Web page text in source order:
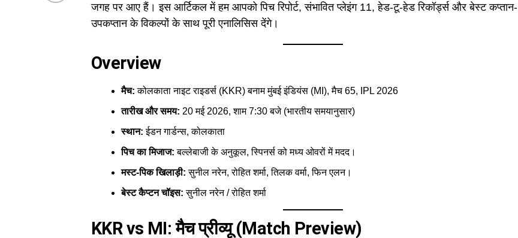
जगह पर आए हैं। इस आर्टिकल में हम आपको पिच रिपोर्ट, संभावित प्लेइंग 11, हेड-टू-हेड रिकॉर्ड्स और बेस्ट कप्तान-
उपकप्तान के विकल्पों के साथ पूरी एनालिसिस देंगे।
Overview
मैच: कोलकाता नाइट राइडर्स (KKR) बनाम मुंबई इंडियंस (MI), मैच 65, IPL 2026
तारीख और समय: 20 मई 2026, शाम 7:30 बजे (भारतीय समयानुसार)
स्थान: ईडन गार्डन्स, कोलकाता
पिच का मिजाज: बल्लेबाजी के अनुकूल, स्पिनर्स को मध्य ओवरों में मदद।
मस्ट-पिक खिलाड़ी: सुनील नरेन, रोहित शर्मा, तिलक वर्मा, फिन एलन।
बेस्ट कैप्टन चॉइस: सुनील नरेन / रोहित शर्मा
KKR vs MI: मैच प्रीव्यू (Match Preview)